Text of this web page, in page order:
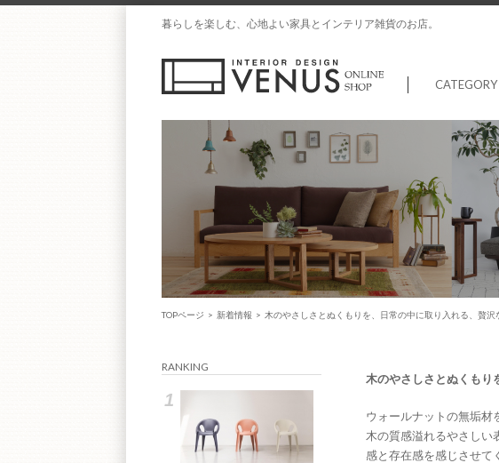
暮らしを楽しむ、心地よい家具とインテリア雑貨のお店。
CATEGORY
TOPページ > 新着情報 > 木のやさしさとぬくもりを、日常の中に取り入れる、贅
木のやさしさとぬくもり
ウォールナットの無垢材
木の質感溢れるやさしい
感と存在感を感じさせて
RANKING